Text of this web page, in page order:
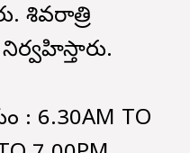
శివరాత్రి
6.30AM TO